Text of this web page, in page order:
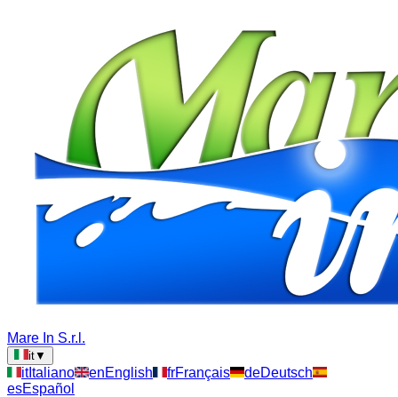
Mare In S.r.l.
it▼
itItaliano enEnglish frFrançais deDeutsch
esEspañol